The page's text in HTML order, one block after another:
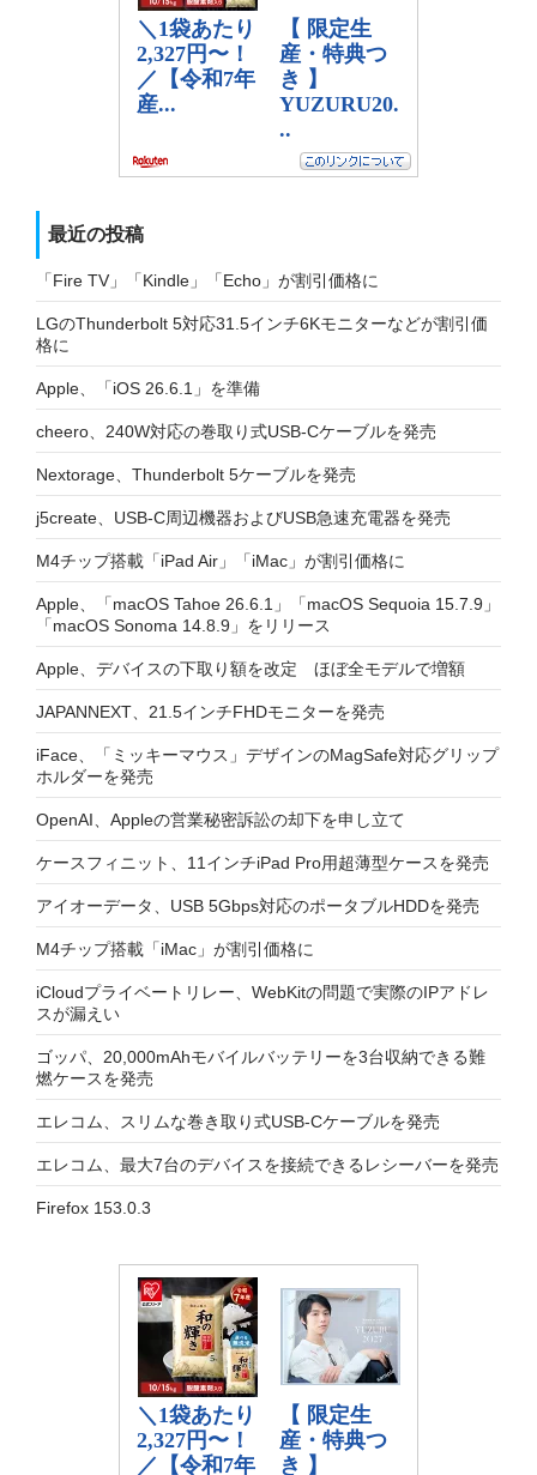
最近の投稿
「Fire TV」「Kindle」「Echo」が割引価格に
LGのThunderbolt 5対応31.5インチ6Kモニターなどが割引価
格に
Apple、「iOS 26.6.1」を準備
cheero、240W対応の巻取り式USB-Cケーブルを発売
Nextorage、Thunderbolt 5ケーブルを発売
j5create、USB-C周辺機器およびUSB急速充電器を発売
M4チップ搭載「iPad Air」「iMac」が割引価格に
Apple、「macOS Tahoe 26.6.1」「macOS Sequoia 15.7.9」
「macOS Sonoma 14.8.9」をリリース
Apple、デバイスの下取り額を改定 ほぼ全モデルで増額
JAPANNEXT、21.5インチFHDモニターを発売
iFace、「ミッキーマウス」デザインのMagSafe対応グリップ
ホルダーを発売
OpenAI、Appleの営業秘密訴訟の却下を申し立て
ケースフィニット、11インチiPad Pro用超薄型ケースを発売
アイオーデータ、USB 5Gbps対応のポータブルHDDを発売
M4チップ搭載「iMac」が割引価格に
iCloudプライベートリレー、WebKitの問題で実際のIPアドレ
スが漏えい
ゴッパ、20,000mAhモバイルバッテリーを3台収納できる難
燃ケースを発売
エレコム、スリムな巻き取り式USB-Cケーブルを発売
エレコム、最大7台のデバイスを接続できるレシーバーを発売
Firefox 153.0.3